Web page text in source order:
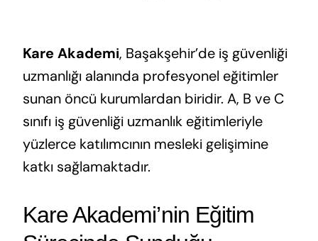
Kare Akademi, Başakşehir’de iş güvenliği
uzmanlığı alanında profesyonel eğitimler
sunan öncü kurumlardan biridir. A, B ve C
sınıfı iş güvenliği uzmanlık eğitimleriyle
yüzlerce katılımcının mesleki gelişimine
katkı sağlamaktadır.
Kare Akademi’nin Eğitim